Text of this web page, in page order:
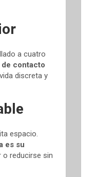
a cuatro
contacto
discreta y
espacio.
es su
o reducirse sin